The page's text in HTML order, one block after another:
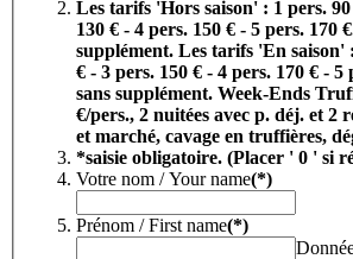
Les tarifs 'Hors saison' : 1 pers.
130 € - 4 pers. 150 € - 5 pers. 170
supplément. Les tarifs 'En saison' : 1 pers. 100 € - 2 pers. 120
€ - 3 pers. 150 € - 4 pers. 170 € - 5
sans supplément. Week-Ends
€/pers., 2 nuitées avec p. déj. et 2
et marché, cavage en truffières,
*saisie obligatoire. (Placer ' 0 ' si
Votre nom / Your name(*)
Prénom / First name(*)